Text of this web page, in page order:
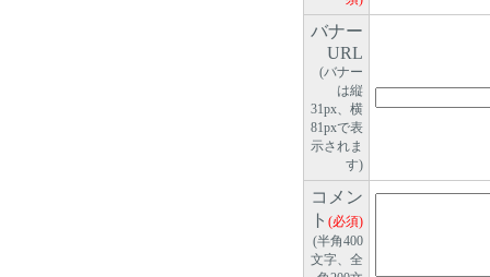
バナー
URL
(バナー
は縦
31px、横
81pxで表
示されま
す)
コメン
ト (必須)
(半角400
文字、全